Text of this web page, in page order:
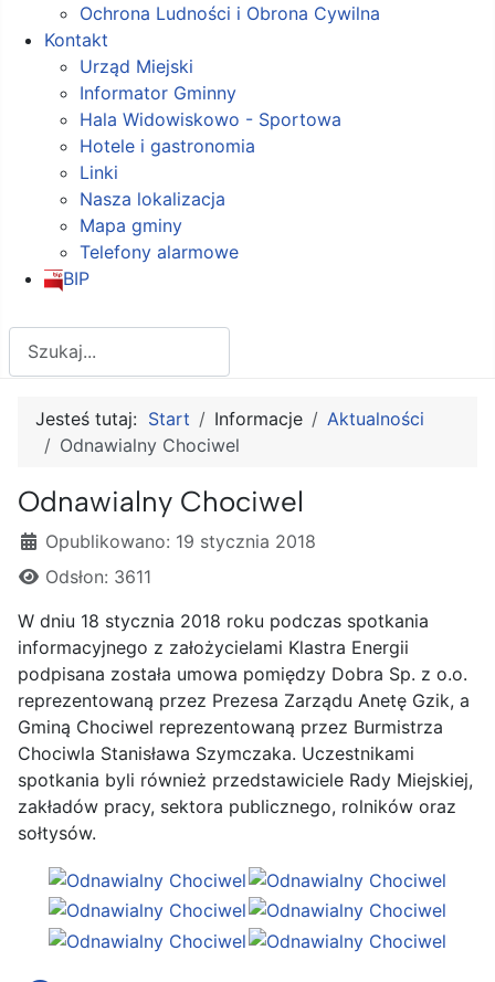
Ochrona Ludności i Obrona Cywilna
Kontakt
Urząd Miejski
Informator Gminny
Hala Widowiskowo - Sportowa
Hotele i gastronomia
Linki
Nasza lokalizacja
Mapa gminy
Telefony alarmowe
BIP
Jesteś tutaj: Start Informacje
Aktualności
Odnawialny Chociwel
Odnawialny Chociwel
Szczegóły
Opublikowano: 19 stycznia 2018
Odsłon: 3611
W dniu 18 stycznia 2018 roku podczas spotkania
informacyjnego z założycielami Klastra Energii
podpisana została umowa pomiędzy Dobra Sp. z o.o.
reprezentowaną przez Prezesa Zarządu Anetę Gzik, a
Gminą Chociwel reprezentowaną przez Burmistrza
Chociwla Stanisława Szymczaka. Uczestnikami
spotkania byli również przedstawiciele Rady Miejskiej,
zakładów pracy, sektora publicznego, rolników oraz
sołtysów.